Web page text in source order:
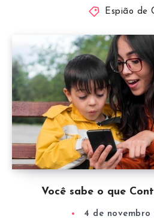
Espião de
Você sabe o que
4 de novembro